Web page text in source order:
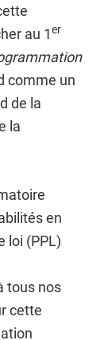
au 1er
comme un
de la
la
en
loi (PPL)
tous nos
cette